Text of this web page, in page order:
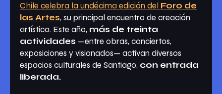
Chile celebra la undécima edición del Foro de
las Artes, su principal encuentro de creación
artística. Este año, más de treinta
actividades —entre obras, conciertos,
exposiciones y visionados— activan diversos
espacios culturales de Santiago, con entrada
liberada.